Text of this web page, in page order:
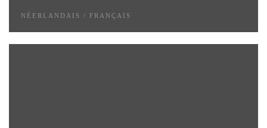
NÉERLANDAIS / FRANÇAIS